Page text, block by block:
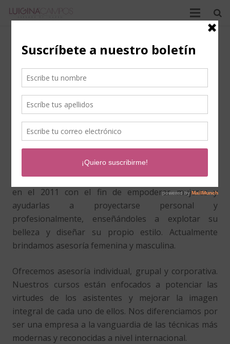
Luigina Campos
Asesora de imagen
Fundadora de la marca A la moda con Luigina.
Licenciada en Contaduría Pública y Administradora de
Empresas.
Trabajó en Banca como Asesora Financiera. Su
experiencia en el ámbito corporativo le motivó a
prepararse también como Asesora de Imagen.
A LA MODA CON LUIGINA es una empresa que nació
en el 2011 con el fin de empoderar mujeres y
ayudarlas a proyectarse personal y
profesionalmente, enseñándoles a explotar su
belleza y diseñar su propio estilo. Actualmente
brindamos asesoría femenina y masculina.
Ofrecemos asesoría individual, grupal y corporativa.
Nuestros cursos están enfocados a potenciar las
virtudes de los asistentes y mejorar la imagen
integral de cada uno de ellos. Nos diferenciamos por
ser una empresa a la vanguardia de las técnicas más
modernas y reconocidas a nivel internacional.